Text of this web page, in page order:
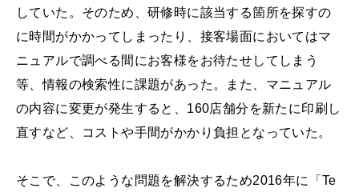
していた。そのため、研修時に該当する箇所を探すの
に時間がかかってしまったり、接客場面においてはマ
ニュアルで調べる間にお客様をお待たせしてしまう
等、情報の検索性に課題があった。また、マニュアル
の内容に変更が発生すると、160店舗分を新たに印刷し
直すなど、コストや手間がかかり負担となっていた。
そこで、このような問題を解決するため2016年に「Te